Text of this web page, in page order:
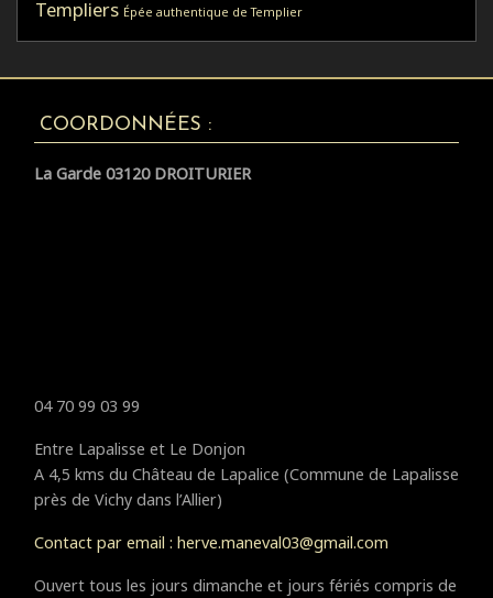
Templiers Épée authentique de Templier
COORDONNÉES :
La Garde 03120 DROITURIER
04 70 99 03 99
Entre Lapalisse et Le Donjon
A 4,5 kms du Château de Lapalice (Commune de Lapalisse
près de Vichy dans l’Allier)
Contact par email : herve.maneval03@gmail.com
Ouvert tous les jours dimanche et jours fériés compris de